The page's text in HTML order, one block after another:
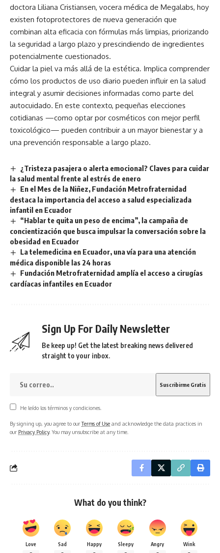
doctora Liliana Cristiansen, vocera médica de Megalabs, hoy
existen fotoprotectores de nueva generación que
combinan alta eficacia con fórmulas más limpias, priorizando
la seguridad a largo plazo y prescindiendo de ingredientes
potencialmente cuestionados.
Cuidar la piel va más allá de la estética. Implica comprender
cómo los productos de uso diario pueden influir en la salud
integral y asumir decisiones informadas como parte del
autocuidado. En este contexto, pequeñas elecciones
cotidianas —como optar por cosméticos con mejor perfil
toxicológico— pueden contribuir a un mayor bienestar y a
una prevención responsable a largo plazo.
¿Tristeza pasajera o alerta emocional? Claves para cuidar
la salud mental frente al estrés de enero
En el Mes de la Niñez, Fundación Metrofraternidad
destaca la importancia del acceso a salud especializada
infantil en Ecuador
“Hablar te quita un peso de encima”, la campaña de
concientización que busca impulsar la conversación sobre la
obesidad en Ecuador
La telemedicina en Ecuador, una vía para una atención
médica disponible las 24 horas
Fundación Metrofraternidad amplía el acceso a cirugías
cardíacas infantiles en Ecuador
Sign Up For Daily Newsletter
Be keep up! Get the latest breaking news delivered
straight to your inbox.
He leído los términos y condiciones.
By signing up, you agree to ourTerms of Use and acknowledge the data practices in
our Privacy Policy. You may unsubscribe at any time.
What do you think?
Love Sad Happy Sleepy Angry Wink